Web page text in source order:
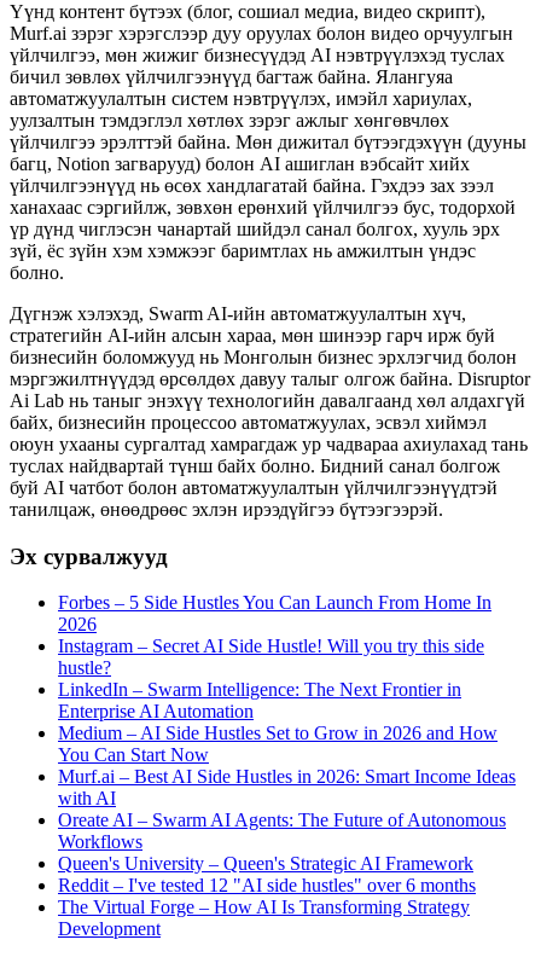
Үүнд контент бүтээх (блог, сошиал медиа, видео скрипт),
Murf.ai зэрэг хэрэгслээр дуу оруулах болон видео орчуулгын
үйлчилгээ, мөн жижиг бизнесүүдэд AI нэвтрүүлэхэд туслах
бичил зөвлөх үйлчилгээнүүд багтаж байна. Ялангуяа
автоматжуулалтын систем нэвтрүүлэх, имэйл хариулах,
уулзалтын тэмдэглэл хөтлөх зэрэг ажлыг хөнгөвчлөх
үйлчилгээ эрэлттэй байна. Мөн дижитал бүтээгдэхүүн (дууны
багц, Notion загварууд) болон AI ашиглан вэбсайт хийх
үйлчилгээнүүд нь өсөх хандлагатай байна. Гэхдээ зах зээл
ханахаас сэргийлж, зөвхөн ерөнхий үйлчилгээ бус, тодорхой
үр дүнд чиглэсэн чанартай шийдэл санал болгох, хууль эрх
зүй, ёс зүйн хэм хэмжээг баримтлах нь амжилтын үндэс
болно.
Дүгнэж хэлэхэд, Swarm AI-ийн автоматжуулалтын хүч,
стратегийн AI-ийн алсын хараа, мөн шинээр гарч ирж буй
бизнесийн боломжууд нь Монголын бизнес эрхлэгчид болон
мэргэжилтнүүдэд өрсөлдөх давуу талыг олгож байна. Disruptor
Ai Lab нь таныг энэхүү технологийн давалгаанд хөл алдахгүй
байх, бизнесийн процессоо автоматжуулах, эсвэл хиймэл
оюун ухааны сургалтад хамрагдаж ур чадвараа ахиулахад тань
туслах найдвартай түнш байх болно. Бидний санал болгож
буй AI чатбот болон автоматжуулалтын үйлчилгээнүүдтэй
танилцаж, өнөөдрөөс эхлэн ирээдүйгээ бүтээгээрэй.
Эх сурвалжууд
Forbes – 5 Side Hustles You Can Launch From Home In
2026
Instagram – Secret AI Side Hustle! Will you try this side
hustle?
LinkedIn – Swarm Intelligence: The Next Frontier in
Enterprise AI Automation
Medium – AI Side Hustles Set to Grow in 2026 and How
You Can Start Now
Murf.ai – Best AI Side Hustles in 2026: Smart Income Ideas
with AI
Oreate AI – Swarm AI Agents: The Future of Autonomous
Workflows
Queen's University – Queen's Strategic AI Framework
Reddit – I've tested 12 "AI side hustles" over 6 months
The Virtual Forge – How AI Is Transforming Strategy
Development